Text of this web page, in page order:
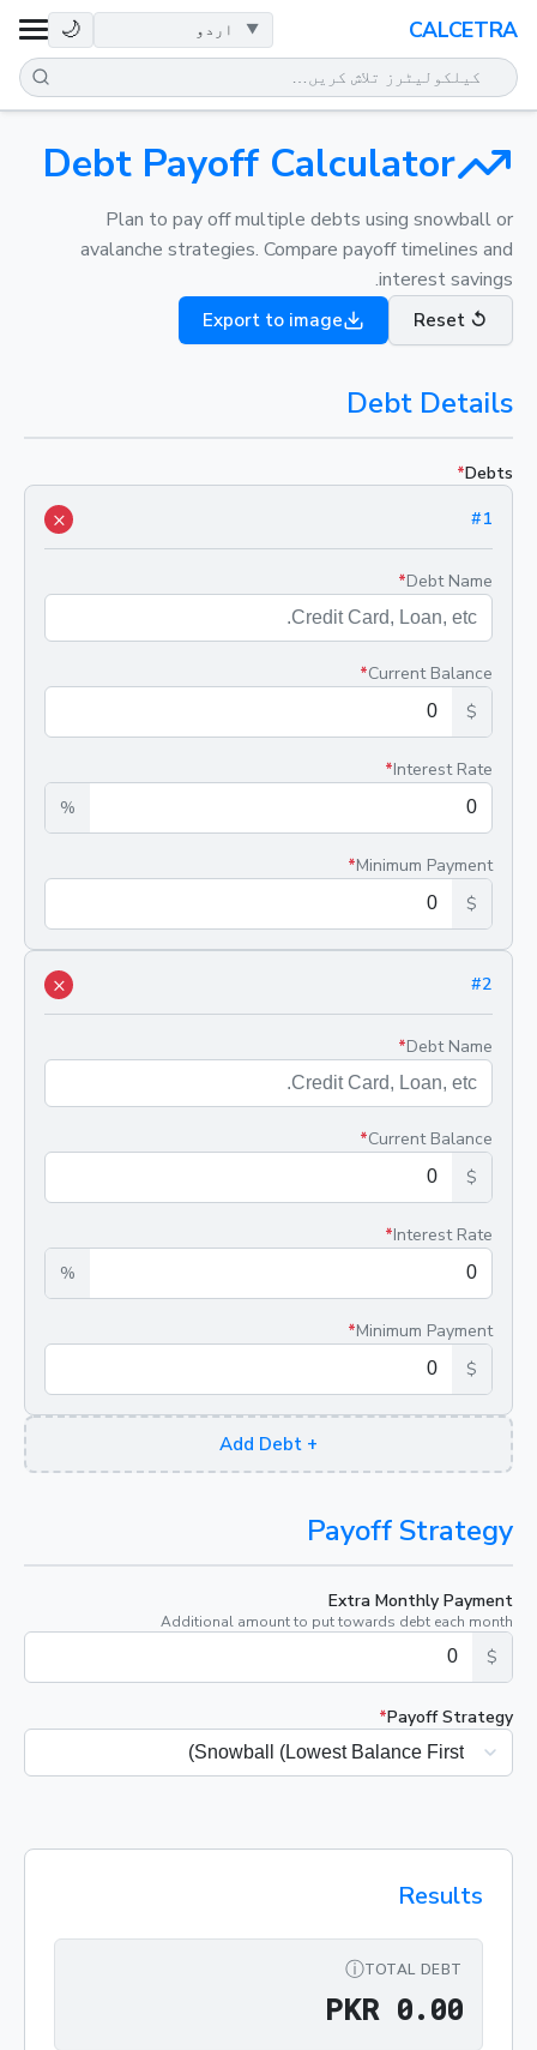
CALCETRA
🌙
ریاضی
تبدیلیاں
سائنس
روزمرہ
دیگر اوزار
Debt Payoff Calculator
Plan to pay off multiple debts using snowball or
avalanche strategies. Compare payoff timelines and
interest savings.
↺
Reset
Export to image
Debt Details
Debts
*
#1
×
Debt Name
*
Current Balance
*
$
Interest Rate
*
%
Minimum Payment
*
$
#2
×
Debt Name
*
Current Balance
*
$
Interest Rate
*
%
Minimum Payment
*
$
+
Add Debt
Payoff Strategy
Extra Monthly Payment
Additional amount to put towards debt each month
$
Payoff Strategy
*
Results
TOTAL DEBT
ⓘ
PKR 0.00